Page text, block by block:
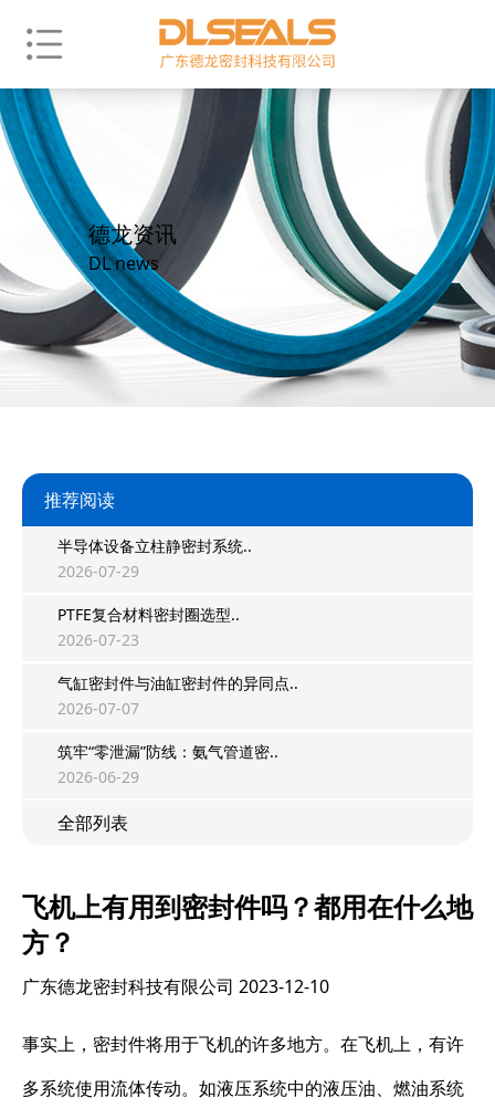
德龙资讯
DL news
推荐阅读
半导体设备立柱静密封系统..
2026-07-29
PTFE复合材料密封圈选型..
2026-07-23
气缸密封件与油缸密封件的异同点..
2026-07-07
筑牢“零泄漏”防线：氨气管道密..
2026-06-29
全部列表
飞机上有用到密封件吗？都用在什么地
方？
广东德龙密封科技有限公司 2023-12-10
事实上，密封件将用于飞机的许多地方。在飞机上，有许
多系统使用流体传动。如液压系统中的液压油、燃油系统